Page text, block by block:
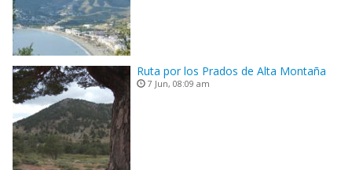
Ruta por los Prados de Alta Montaña
7 Jun, 08:09 am